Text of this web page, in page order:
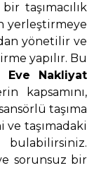
taşımacılık
yerleştirmeye
yönetilir ve
yapılır. Bu
Eve Nakliyat
kapsamını,
taşıma
ve taşımadaki
ve sorunsuz bir